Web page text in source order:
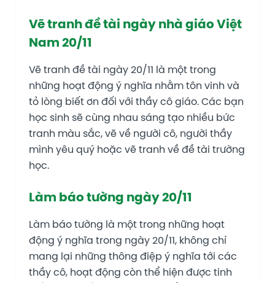
Vẽ tranh đề tài ngày nhà giáo Việt
Nam 20/11
Vẽ tranh đề tài ngày 20/11 là một trong
những hoạt động ý nghĩa nhằm tôn vinh và
tỏ lòng biết ơn đối với thầy cô giáo. Các bạn
học sinh sẽ cùng nhau sáng tạo nhiều bức
tranh màu sắc, vẽ về người cô, người thầy
mình yêu quý hoặc vẽ tranh về đề tài trường
học.
Làm báo tường ngày 20/11
Làm báo tường là một trong những hoạt
động ý nghĩa trong ngày 20/11, không chỉ
mang lại những thông điệp ý nghĩa tới các
thầy cô, hoạt động còn thể hiện được tinh